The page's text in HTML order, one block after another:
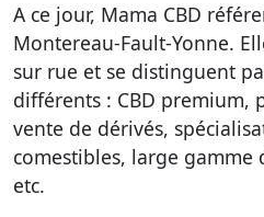
A ce jour, Mama CBD
Montereau-Fault-Yonne.
sur rue et se distinguent
différents : CBD premium,
vente de dérivés,
comestibles, large gamme
etc.